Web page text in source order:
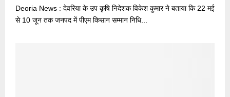
Deoria News : देवरिया के उप कृषि निदेशक विकेश कुमार ने बताया कि 22 मई
से 10 जून तक जनपद में पीएम किसान सम्मान निधि...